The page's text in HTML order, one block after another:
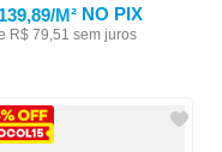
/M² NO PIX
R$ 79,51 sem juros